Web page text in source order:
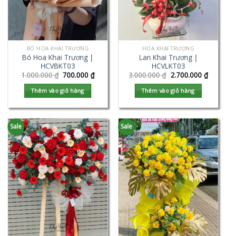
BÓ HOA KHAI TRƯƠNG
Bó Hoa Khai Trương |
HCVBKT03
1.000.000₫ 700.000₫
Thêm vào giỏ hàng
HOA KHAI TRƯƠNG
Lan Khai Trương |
HCVLKT03
3.000.000₫ 2.700.000 ₫
Thêm vào giỏ hàng
Sale Sale